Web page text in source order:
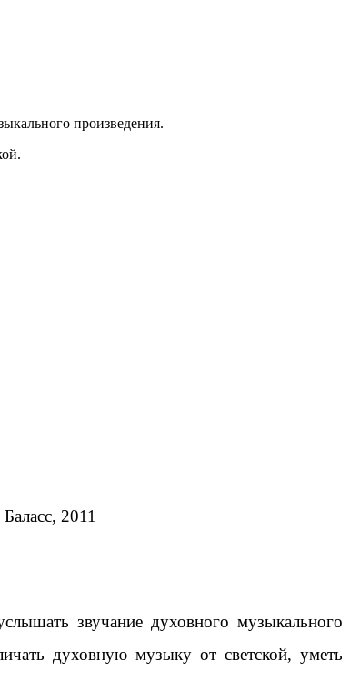
произведения.
2011
звучание духовного музыкального
духовную музыку от светской, уметь